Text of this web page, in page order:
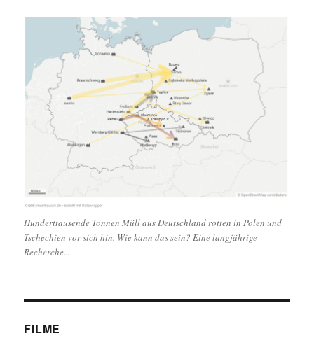
Hunderttausende Tonnen Müll aus Deutschland rotten in Polen und
Tschechien vor sich hin. Wie kann das sein? Eine langjährige
Recherche...
FILME